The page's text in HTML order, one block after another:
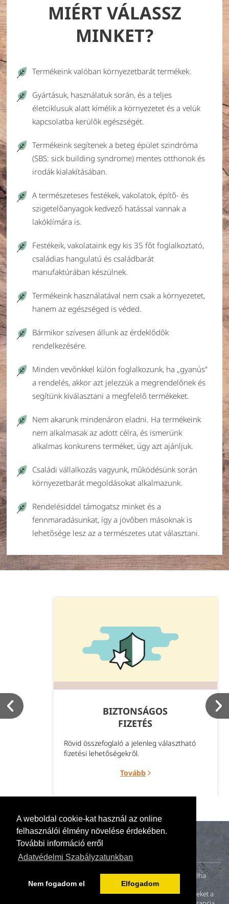
A weboldal cookie-kat használ az online
felhasználói élmény növelése érdekében.
További információ erről
Adatvédelmi Szabályzatunkban
Nem fogadom el Elfogadom
MIÉRT VÁLASSZ
MINKET?
Termékeink valóban környezetbarát termékek.
Gyártásuk, használatuk során, és a teljes
életciklusuk alatt kímélik a környezetet és a velük
kapcsolatba kerülők egészségét.
Termékeink segítenek a beteg épület szindróma
(SBS: sick building syndrome) mentes otthonok és
irodák kialakításában.
A természeteses festékek, vakolatok, építő- és
szigetelőanyagok kedvező hatással vannak a
lakóklímára is.
Festékeik, vakolataink egy kis 35 főt foglalkoztató,
családias hangulatú és családbarát
manufaktúrában készülnek.
Termékeink használatával nem csak a környezetet,
hanem az egészséged is véded.
Bármikor szívesen állunk az érdeklődők
rendelkezésére.
Minden vevőnkkel külön foglalkozunk, ha „gyanús”
a rendelés, akkor azt jelezzük a megrendelőnek és
segítünk kiválasztani a megfelelő termékeket.
Nem akarunk mindenáron eladni. Ha termékeink
nem alkalmasak az adott célra, és ismerünk
alkalmas konkurens terméket, úgy azt ajánljuk.
Családi vállalkozás vagyunk, működésünk során
környezetbarát megoldásokat alkalmazunk.
Rendelésiddel támogatsz minket és a
fennmaradásunkat, így a jövőben másoknak is
lehetősége lesz az a természetes utat választani.
BIZTONSÁGOS
FIZETÉS
Rövid összefoglaló a jelenleg választható
fizetési lehetőségekről.
Tovább
A naturillo.hu mögött egy kis családi vállalkozás (anya, apa és néha
gyerekek) tevékenykedik. 2000-ben fiatal házasként otthonunk
felújításakor nem találtunk környezetbarát és egészséges festékeket a